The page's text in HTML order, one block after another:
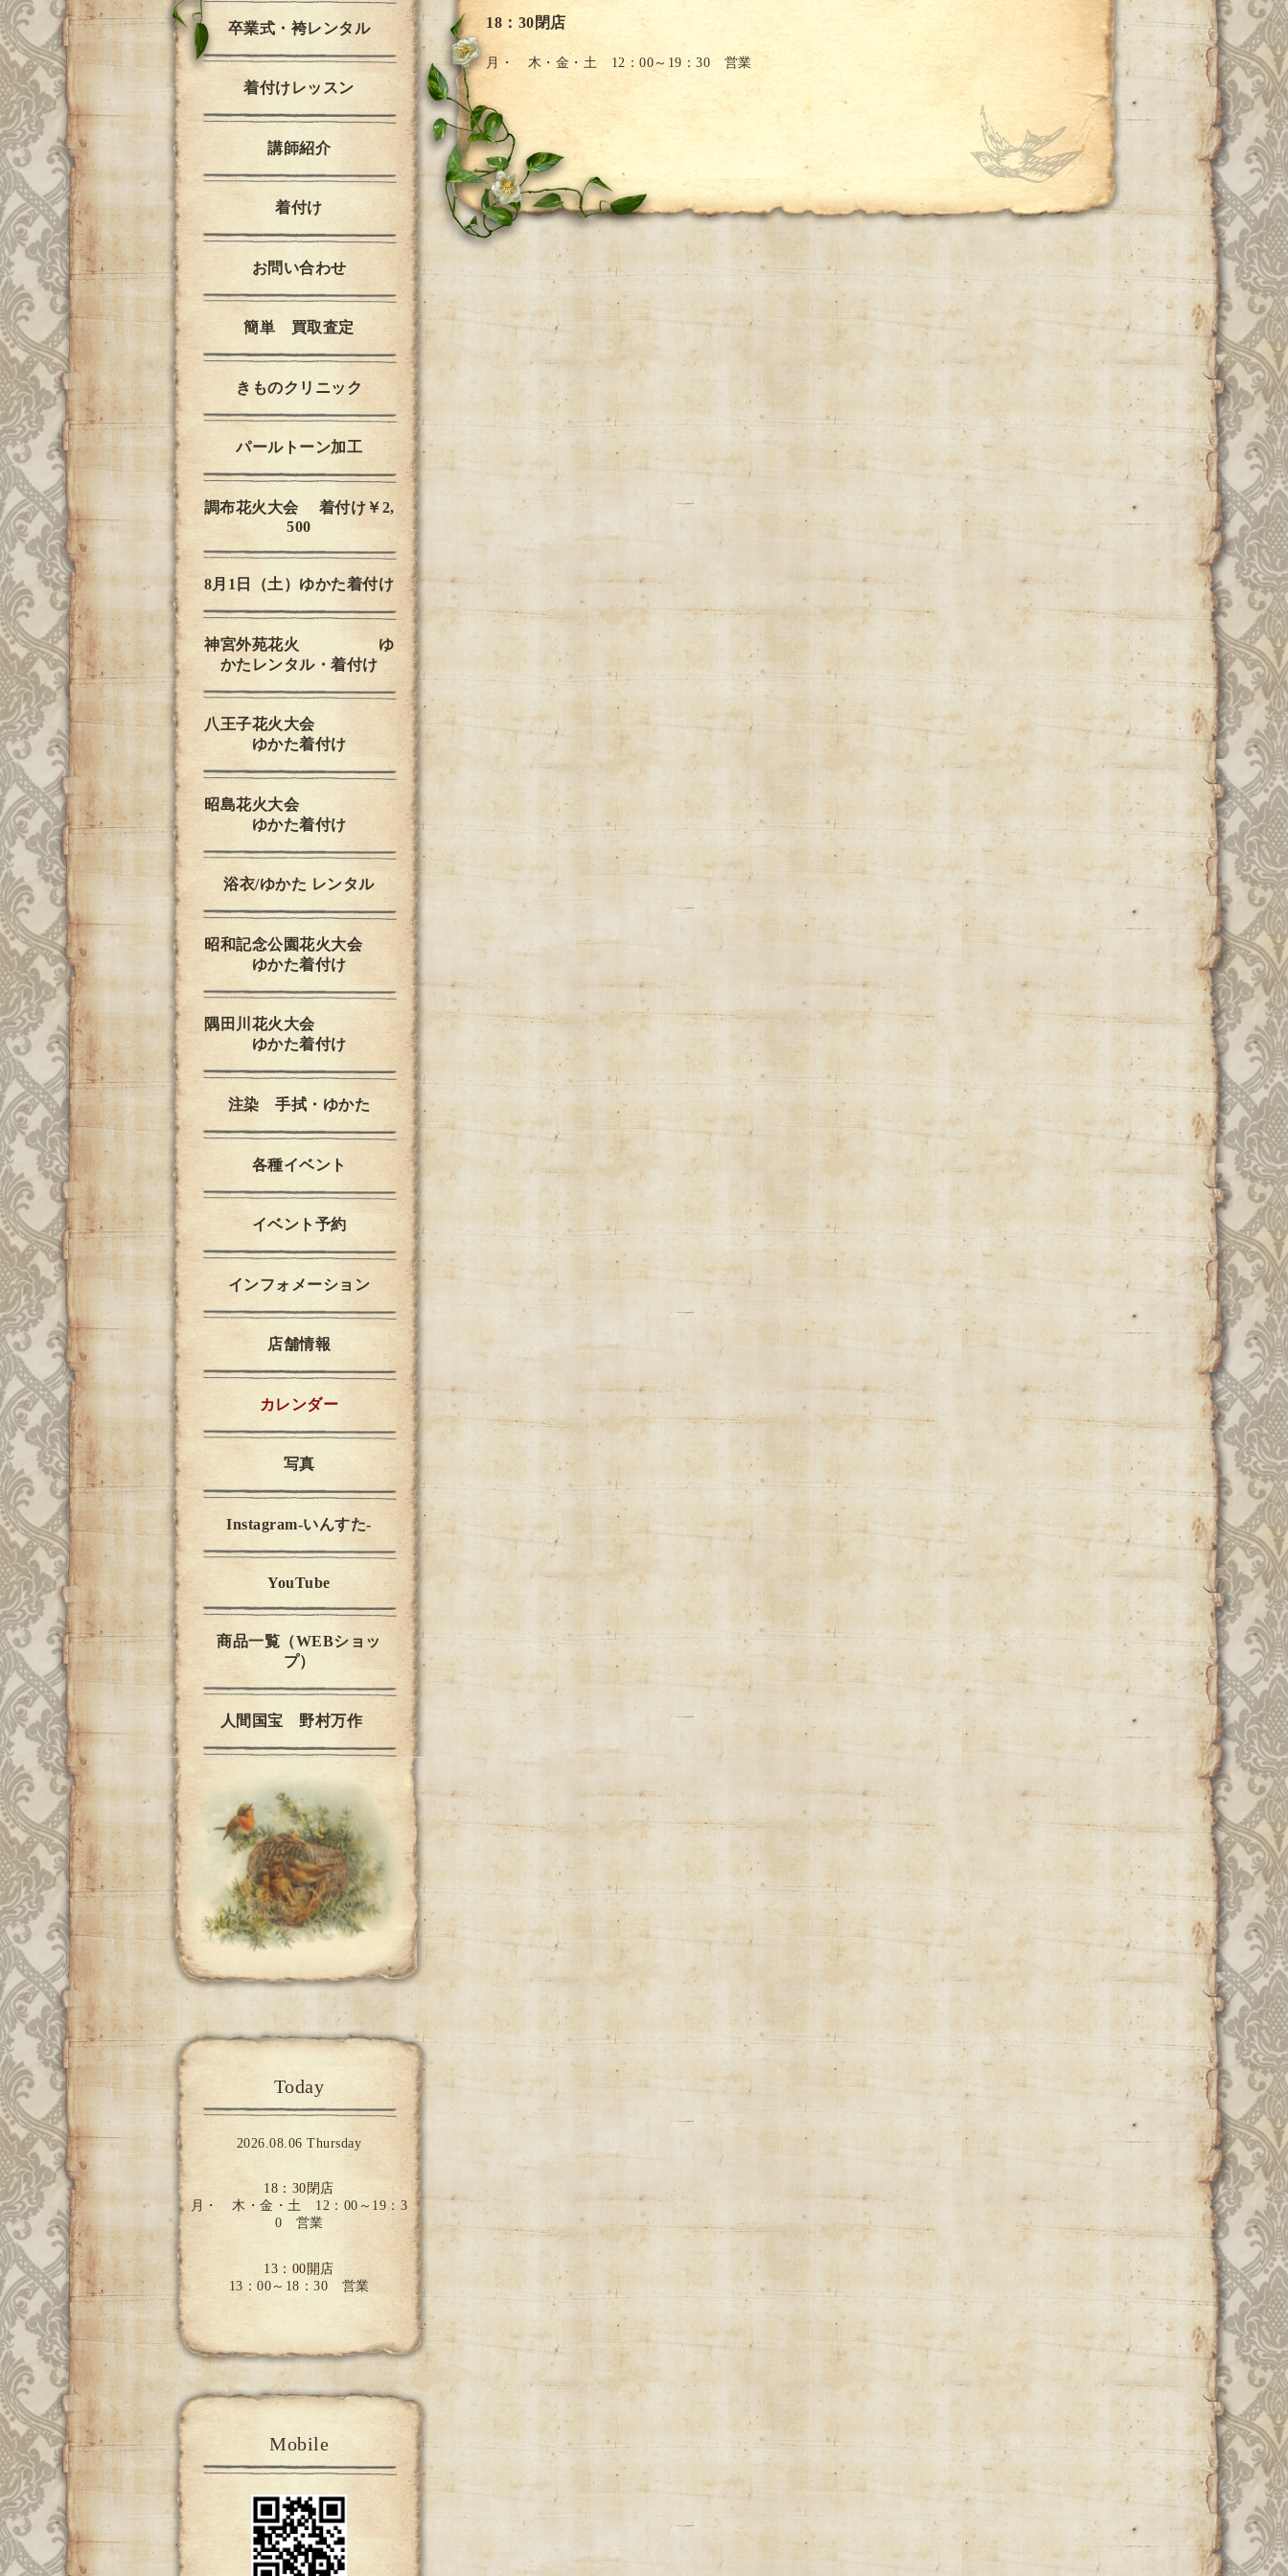
18：30閉店
月・ 木・金・土 12：00～19：30 営業
卒業式・袴レンタル
着付けレッスン
講師紹介
着付け
お問い合わせ
簡単 買取査定
きものクリニック
パールトーン加工
調布花火大会 着付け￥2,
500
8月1日（土）ゆかた着付け
神宮外苑花火 ゆ
かたレンタル・着付け
八王子花火大会
ゆかた着付け
昭島花火大会
ゆかた着付け
浴衣/ゆかた レンタル
昭和記念公園花火大会
ゆかた着付け
隅田川花火大会
ゆかた着付け
注染 手拭・ゆかた
各種イベント
イベント予約
インフォメーション
店舗情報
カレンダー
写真
Instagram-いんすた-
YouTube
商品一覧（WEBショッ
プ）
人間国宝 野村万作
Today
2026.08.06 Thursday
18：30閉店
月・ 木・金・土 12：00～19：3
0 営業
13：00開店
13：00～18：30 営業
Mobile